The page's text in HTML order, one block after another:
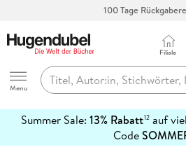
100 Tage
Hugendubel
Menu
Filiale
Summer Sale: 13% Rabatt12auf
Code
erfahren